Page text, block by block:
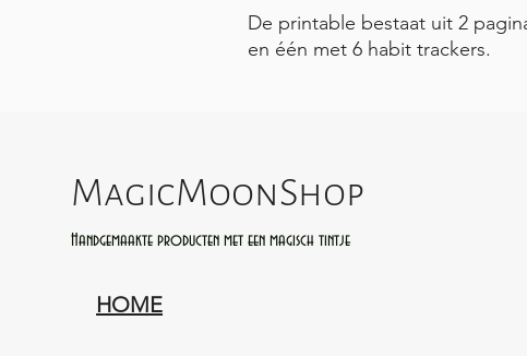
De printable bestaat uit 2
en één met 6 habit trackers.
MagicMoonShop
Handgemaakte producten met een magisch tintje
HOME